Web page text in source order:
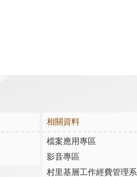
相關資料
檔案應用專區
影音專區
村里基層工作經費管理系